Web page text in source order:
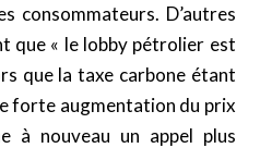
consommateurs. D’autres
que « le lobby pétrolier est
que la taxe carbone étant
forte augmentation du prix
à nouveau un appel plus